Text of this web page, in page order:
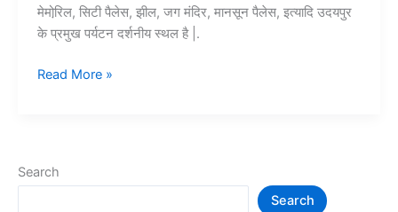
मेमोरि़ल, सिटी पैलेस, झील, जग मंदिर, मानसून पैलेस, इत्यादि उदयपुर
के प्रमुख पर्यटन दर्शनीय स्थल है |.
Top
की
Read More »
Search
Search